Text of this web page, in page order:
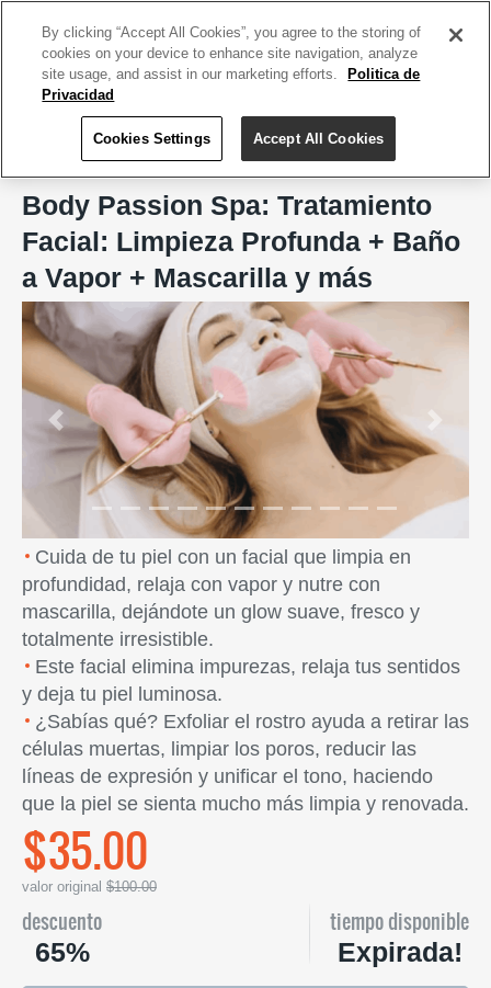
Body Passion Spa, San Juan
Body Passion Spa: Tratamiento
Facial: Limpieza Profunda + Baño
a Vapor + Mascarilla y más
Previous
Cuida de tu piel con un facial que limpia en
profundidad, relaja con vapor y nutre con
mascarilla, dejándote un glow suave, fresco y
totalmente irresistible.
Este facial elimina impurezas, relaja tus sentidos
y deja tu piel luminosa.
¿Sabías qué? Exfoliar el rostro ayuda a retirar las
células muertas, limpiar los poros, reducir las
líneas de expresión y unificar el tono, haciendo
que la piel se sienta mucho más limpia y renovada.
$35.00
valor original $100.00
descuento
65%
tiempo disponible
Expirada!
By clicking “Accept All Cookies”, you agree to the storing of
cookies on your device to enhance site navigation, analyze
site usage, and assist in our marketing efforts.
Politica de
Privacidad
Cookies Settings Accept All Cookies